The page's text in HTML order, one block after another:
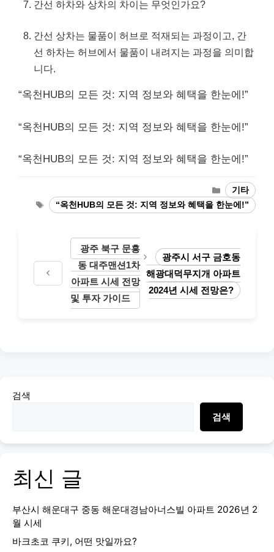
간선 하차와 상차의 차이는 무엇인가요?
간선 상차는 물품이 허브로 적재되는 과정이고, 간
선 하차는 허브에서 물품이 내려지는 과정을 의미합
니다.
“옥천HUB의 모든 것: 지역 정보와 혜택을 한눈에!”
“옥천HUB의 모든 것: 지역 정보와 혜택을 한눈에!”
“옥천HUB의 모든 것: 지역 정보와 혜택을 한눈에!”
Categories
기타
Tags“옥천HUB의 모든 것: 지역 정보와 혜택을 한눈에!”
광주 북구 문흥
동 대주맨션1차
아파트 시세 전망
및 투자 가이드
광주시 서구 금호동
해광대덕무지개 아파트
2024년 시세 전망은?
검색
검색
최신 글
부산시 해운대구 중동 해운대경남아너스빌 아파트 2026년 2
월 시세
바크초코 쿠키, 어떤 맛일까요?